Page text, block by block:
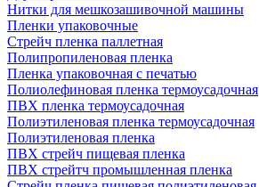
Нитки для мешкозашивочной машины
Пленки упаковочные
Стрейч пленка паллетная
Полипропиленовая пленка
Пленка упаковочная с печатью
Полиолефиновая пленка термоусадочная
ПВХ пленка термоусадочная
Полиэтиленовая пленка термоусадочная
Полиэтиленовая пленка
ПВХ стрейч пищевая пленка
ПВХ стрейтч промышленная пленка